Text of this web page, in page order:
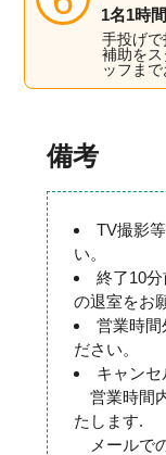
1名1時間
手投げ
補助を
ッフまで
備考
TV撮影
い。
終了10
の退室をお
営業時間
ださい。
キャン
営業時間
たします.
メールで